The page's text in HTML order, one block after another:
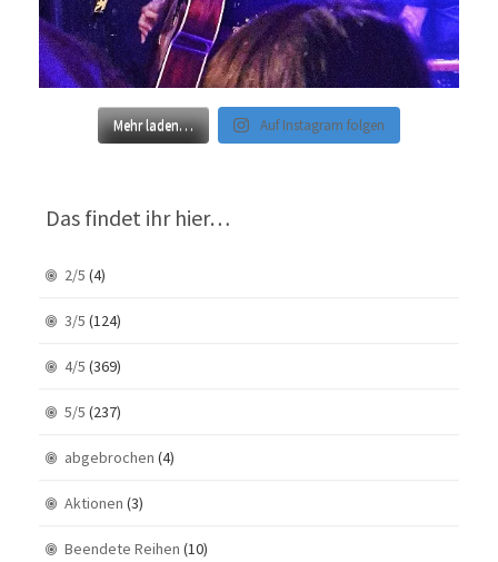
Mehr laden… Auf Instagram folgen
Das findet ihr hier…
2/5 (4)
3/5 (124)
4/5 (369)
5/5 (237)
abgebrochen (4)
Aktionen (3)
Beendete Reihen (10)